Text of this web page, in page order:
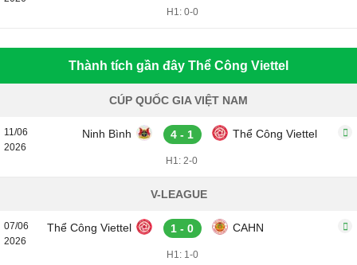
H1: 0-0
Thành tích gần đây Thể Công Viettel
CÚP QUỐC GIA VIỆT NAM
11/06
2026
Ninh Bình 4 - 1 Thể Công Viettel
H1: 2-0
V-LEAGUE
07/06
2026
Thể Công Viettel 1 - 0 CAHN
H1: 1-0